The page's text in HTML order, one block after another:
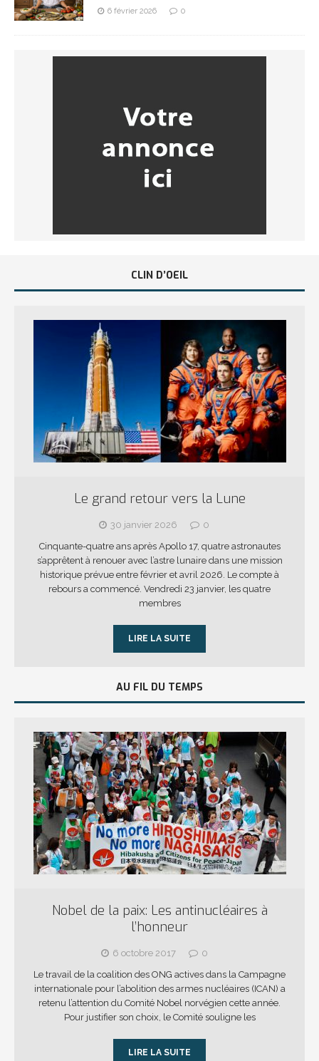
6 février 2026 0
CLIN D’OEIL
Le grand retour vers la Lune
30 janvier 2026
0
Cinquante-quatre ans après Apollo 17, quatre astronautes
s’apprêtent à renouer avec l’astre lunaire dans une mission
historique prévue entre février et avril 2026. Le compte à
rebours a commencé. Vendredi 23 janvier, les quatre
membres
LIRE LA SUITE
AU FIL DU TEMPS
Nobel de la paix: Les antinucléaires à
l’honneur
6 octobre 2017
0
Le travail de la coalition des ONG actives dans la Campagne
internationale pour l’abolition des armes nucléaires (ICAN) a
retenu l’attention du Comité Nobel norvégien cette année.
Pour justifier son choix, le Comité souligne les
LIRE LA SUITE